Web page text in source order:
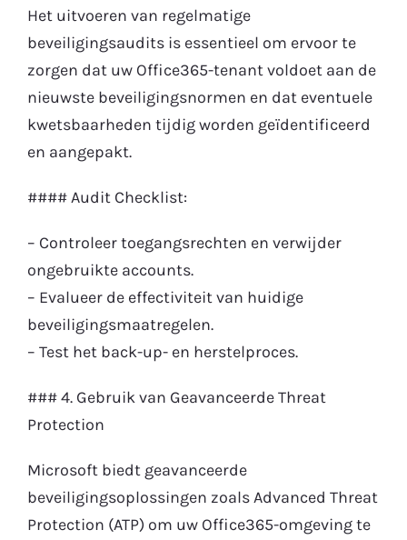
Het uitvoeren van regelmatige
beveiligingsaudits is essentieel om ervoor te
zorgen dat uw Office365-tenant voldoet aan de
nieuwste beveiligingsnormen en dat eventuele
kwetsbaarheden tijdig worden geïdentificeerd
en aangepakt.
#### Audit Checklist:
– Controleer toegangsrechten en verwijder
ongebruikte accounts.
– Evalueer de effectiviteit van huidige
beveiligingsmaatregelen.
– Test het back-up- en herstelproces.
### 4. Gebruik van Geavanceerde Threat
Protection
Microsoft biedt geavanceerde
beveiligingsoplossingen zoals Advanced Threat
Protection (ATP) om uw Office365-omgeving te